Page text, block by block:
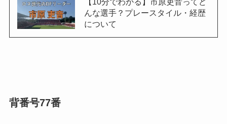
んな選手？プレースタイル・経歴
について
背番号77番